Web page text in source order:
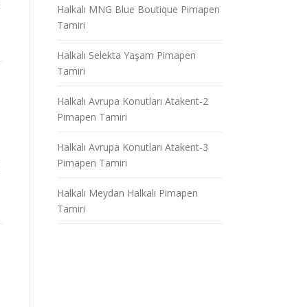
Halkalı MNG Blue Boutique Pimapen
Tamiri
Halkalı Selekta Yaşam Pimapen
Tamiri
Halkalı Avrupa Konutları Atakent-2
Pimapen Tamiri
Halkalı Avrupa Konutları Atakent-3
Pimapen Tamiri
Halkalı Meydan Halkalı Pimapen
Tamiri